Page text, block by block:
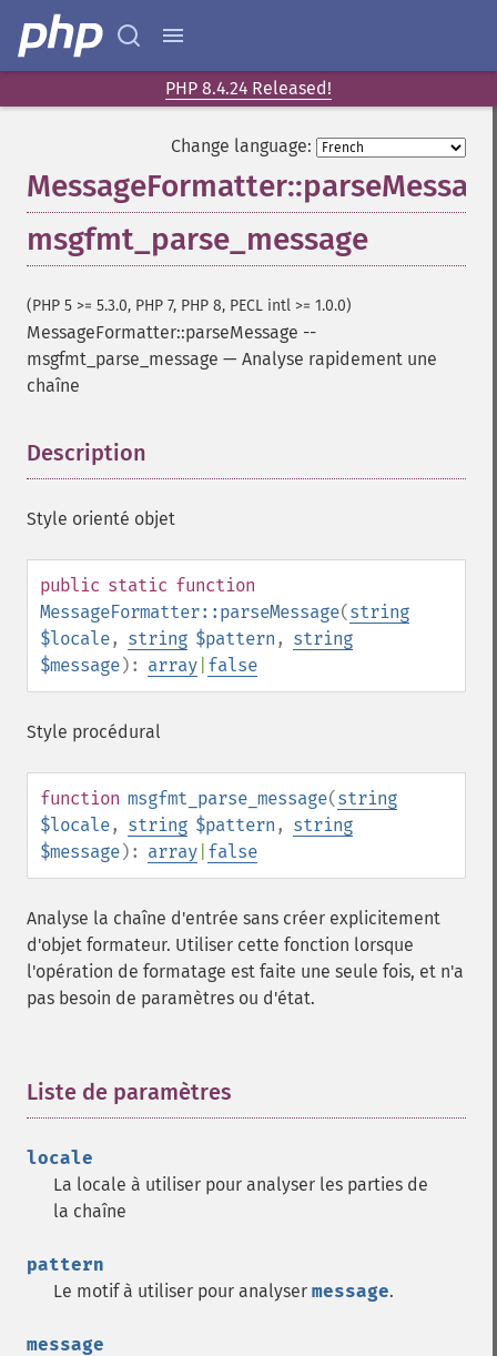
PHP 8.4.24 Released!
Change language:
msgfmt_parse_message
(PHP 5 >= 5.3.0, PHP 7, PHP 8, PECL intl >= 1.0.0)
MessageFormatter::parseMessage --
msgfmt_parse_message — Analyse rapidement une
chaîne
Description
Style orienté objet
public static function
MessageFormatter::parseMessage(string
$locale, string $pattern , string
$message): array false
Style procédural
function msgfmt_parse_message(string
$locale, string $pattern , string
$message): array false
Analyse la chaîne d'entrée sans créer explicitement
d'objet formateur. Utiliser cette fonction lorsque
l'opération de formatage est faite une seule fois, et n'a
pas besoin de paramètres ou d'état.
Liste de paramètres
locale
La locale à utiliser pour analyser les parties de
la chaîne
pattern
Le motif à utiliser pour analyser message.
message